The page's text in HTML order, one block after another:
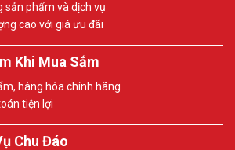
sản phẩm và dịch vụ
cao với giá ưu đãi
Khi Mua Sắm
hàng hóa chính hãng
tiện lợi
Chu Đáo